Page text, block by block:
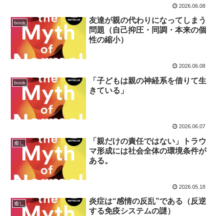
2026.06.08
book
友達が親の代わりになってしまう
問題（自己抑圧・同調・本来の個
性の縮小）
2026.06.08
book
「子どもは親の神経系を借りて生
きている」
2026.06.07
癒し
「親だけの責任ではない」トラウ
マ形成には社会全体の環境条件が
ある。
2026.05.18
癒し
炎症は“感情の反乱”である（反逆
する免疫システムの謎）